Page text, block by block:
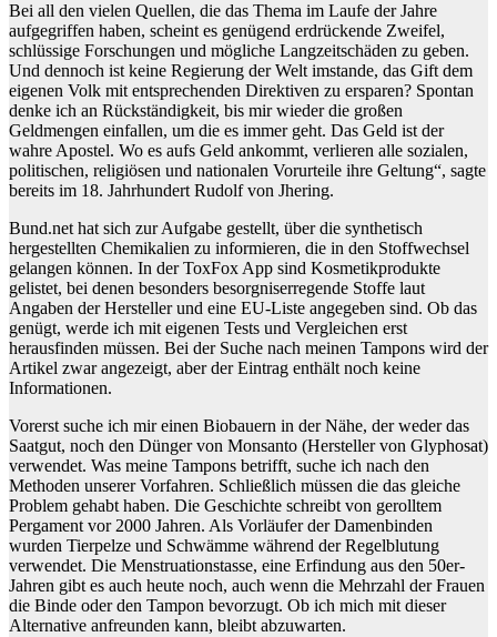
Bei all den vielen Quellen, die das Thema im Laufe der Jahre
aufgegriffen haben, scheint es genügend erdrückende Zweifel,
schlüssige Forschungen und mögliche Langzeitschäden zu geben.
Und dennoch ist keine Regierung der Welt imstande, das Gift dem
eigenen Volk mit entsprechenden Direktiven zu ersparen? Spontan
denke ich an Rückständigkeit, bis mir wieder die großen
Geldmengen einfallen, um die es immer geht. Das Geld ist der
wahre Apostel. Wo es aufs Geld ankommt, verlieren alle sozialen,
politischen, religiösen und nationalen Vorurteile ihre Geltung“, sagte
bereits im 18. Jahrhundert Rudolf von Jhering.
Bund.net hat sich zur Aufgabe gestellt, über die synthetisch
hergestellten Chemikalien zu informieren, die in den Stoffwechsel
gelangen können. In der ToxFox App sind Kosmetikprodukte
gelistet, bei denen besonders besorgniserregende Stoffe laut
Angaben der Hersteller und eine EU-Liste angegeben sind. Ob das
genügt, werde ich mit eigenen Tests und Vergleichen erst
herausfinden müssen. Bei der Suche nach meinen Tampons wird der
Artikel zwar angezeigt, aber der Eintrag enthält noch keine
Informationen.
Vorerst suche ich mir einen Biobauern in der Nähe, der weder das
Saatgut, noch den Dünger von Monsanto (Hersteller von Glyphosat)
verwendet. Was meine Tampons betrifft, suche ich nach den
Methoden unserer Vorfahren. Schließlich müssen die das gleiche
Problem gehabt haben. Die Geschichte schreibt von gerolltem
Pergament vor 2000 Jahren. Als Vorläufer der Damenbinden
wurden Tierpelze und Schwämme während der Regelblutung
verwendet. Die Menstruationstasse, eine Erfindung aus den 50er-
Jahren gibt es auch heute noch, auch wenn die Mehrzahl der Frauen
die Binde oder den Tampon bevorzugt. Ob ich mich mit dieser
Alternative anfreunden kann, bleibt abzuwarten.